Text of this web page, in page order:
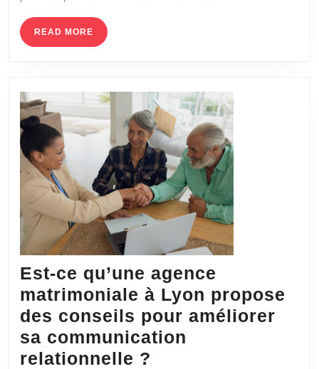
habite
un
peu
en
dehors
de
la
ville
?
READ MORE READ
MORE
Est-ce qu’une agence
matrimoniale à Lyon propose
des conseils pour améliorer
sa communication
relationnelle ?